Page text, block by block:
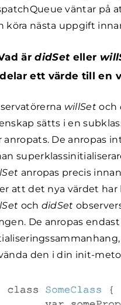
väntar på
köra nästa uppgift
ärdidSeteller
ett värde till en
willSetoch
sätts i en
anropats. De anropas
anropas precis
att det nya värdet har
och didSet
De anropas
den i din init-